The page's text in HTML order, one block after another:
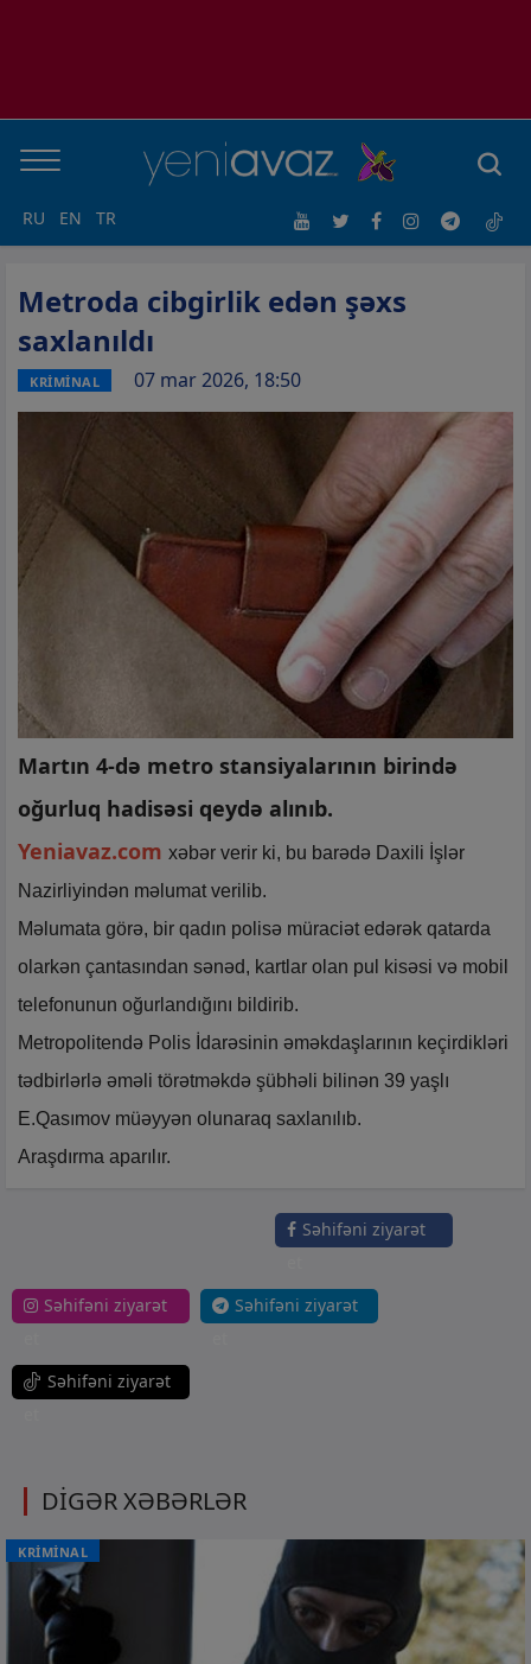
RU EN TR
Metroda cibgirlik edən şəxs
saxlanıldı
KRİMİNAL 07 mar 2026, 18:50
Martın 4-də metro stansiyalarının birində
oğurluq hadisəsi qeydə alınıb.
Yeniavaz.com xəbər verir ki, bu barədə Daxili İşlər
Nazirliyindən məlumat verilib.
Məlumata görə, bir qadın polisə müraciət edərək qatarda
olarkən çantasından sənəd, kartlar olan pul kisəsi və mobil
telefonunun oğurlandığını bildirib.
Metropolitendə Polis İdarəsinin əməkdaşlarının keçirdikləri
tədbirlərlə əməli törətməkdə şübhəli bilinən 39 yaşlı
E.Qasımov müəyyən olunaraq saxlanılıb.
Araşdırma aparılır.
Səhifəni ziyarət
Səhifəni ziyarət
Səhifəni ziyarət
Səhifəni ziyarət
DİGƏR XƏBƏRLƏR
KRİMİNAL